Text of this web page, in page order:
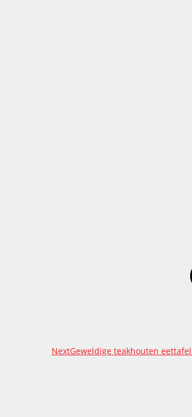
NextNext
Geweldige teakhouten